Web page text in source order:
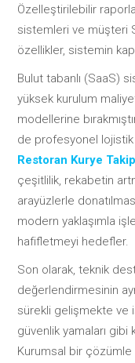
Özelleştirilebilir
sistemleri ve müşteri
özellikler, sistemin
Bulut tabanlı (SaaS)
yüksek kurulum
modellerine
de profesyonel lojistik
Restoran Kurye
çeşitlilik, rekabetin
arayüzlerle
modern yaklaşımla
hafifletmeyi hedefler.
Son olarak, teknik
değerlendirmesinin
sürekli gelişmekte ve
güvenlik yamaları
Kurumsal bir çözümle